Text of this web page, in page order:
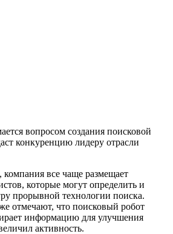
вопросом создания поисковой
конкуренцию лидеру отрасли
все чаще размещает
которые могут определить и
прорывной технологии поиска.
отмечают, что поисковый робот
информацию для улучшения
активность.